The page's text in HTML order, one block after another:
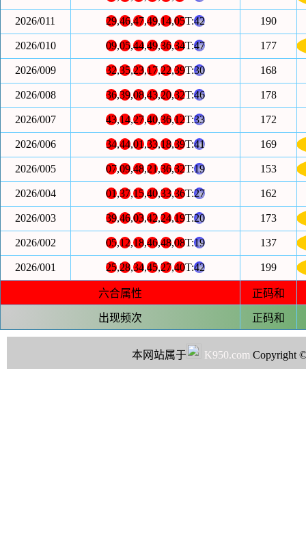
2026/011 29,46,47,49,14,05T:42 190
2026/010 09,05,44,49,36,34T:47 177
2026/009 32,35,23,17,22,39T:30 168
2026/008 36,39,08,43,20,32T:46 178
2026/007 43,14,27,40,36,12T:33 172
2026/006 34,44,01,33,18,39T:41 169
2026/005 07,09,48,21,36,32T:19 153
2026/004 01,37,15,40,33,36T:27 162
2026/003 39,46,03,42,24,19T:20 173
2026/002 05,12,18,46,48,08T:19 137
2026/001 25,28,34,45,27,40T:42 199
六合属性 正码和
出现频次 正码和
本网站属于 K950.com Copyright